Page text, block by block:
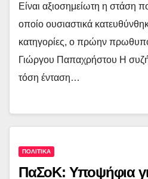
Είναι αξιοσημείωτη η στάση
οποίο ουσιαστικά
κατηγορίες, ο πρώην
Γιώργου Παπαχρήστου Η
τόση ένταση…
ΠΟΛΙΤΙΚΑ
ΠαΣοΚ: Υποψήφια